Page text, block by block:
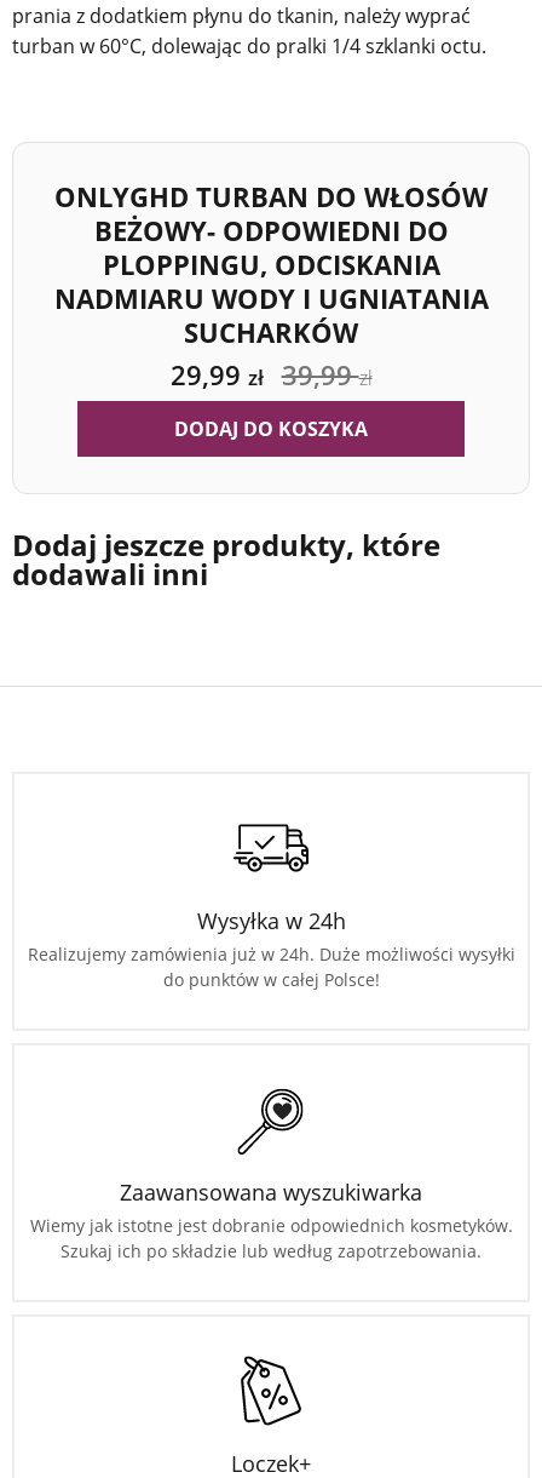
prania z dodatkiem płynu do tkanin, należy wyprać
turban w 60°C, dolewając do pralki 1/4 szklanki octu.
ONLYGHD TURBAN DO WŁOSÓW
BEŻOWY- ODPOWIEDNI DO
PLOPPINGU, ODCISKANIA
NADMIARU WODY I UGNIATANIA
SUCHARKÓW
29,99 zł 39,99zł
DODAJ DO KOSZYKA
Dodaj jeszcze produkty, które
dodawali inni
Wysyłka w 24h
Realizujemy zamówienia już w 24h. Duże możliwości wysyłki
do punktów w całej Polsce!
Zaawansowana wyszukiwarka
Wiemy jak istotne jest dobranie odpowiednich kosmetyków.
Szukaj ich po składzie lub według zapotrzebowania.
Loczek+